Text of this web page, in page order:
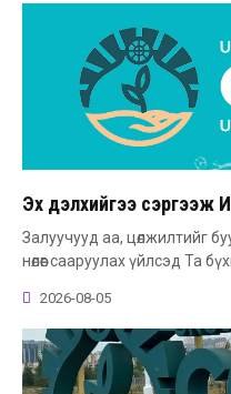
Эх дэлхийгээ сэргээж
Залуучууд аа, цөлжилтийг
нөлөөг сааруулах үйлсэд Та
2026-08-05